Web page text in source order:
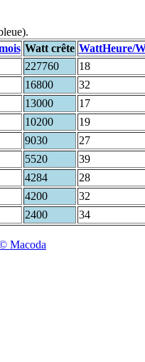
Watt crête WattHeure/
227760
18
16800
32
13000
17
10200
19
9030
27
5520
39
4284
28
4200
32
2400 34
Macoda